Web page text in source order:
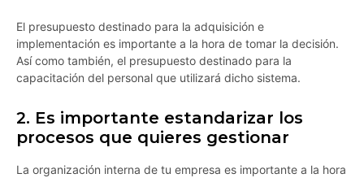
El presupuesto destinado para la adquisición e
implementación es importante a la hora de tomar la decisión.
Así como también, el presupuesto destinado para la
capacitación del personal que utilizará dicho sistema.
2. Es importante estandarizar los
procesos que quieres gestionar
La organización interna de tu empresa es importante a la hora